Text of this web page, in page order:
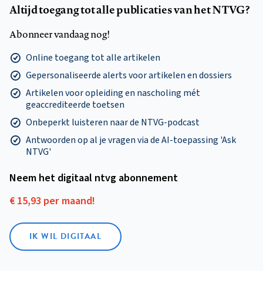
Altijd toegang tot alle publicaties van het NTVG?
Abonneer vandaag nog!
Online toegang tot alle artikelen
Gepersonaliseerde alerts voor artikelen en dossiers
Artikelen voor opleiding en nascholing mét
geaccrediteerde toetsen
Onbeperkt luisteren naar de NTVG-podcast
Antwoorden op al je vragen via de AI-toepassing 'Ask
NTVG'
Neem het digitaal ntvg abonnement
€ 15,93 per maand!
IK WIL DIGITAAL